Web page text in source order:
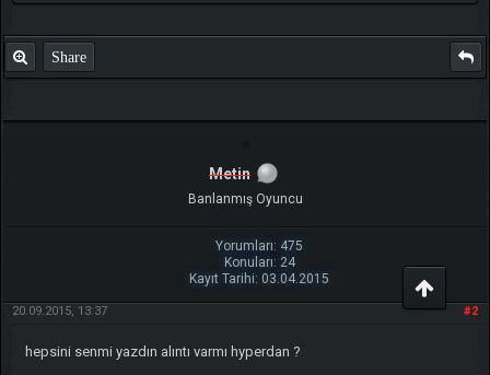
Share
Metin
Banlanmış Oyuncu
Yorumları: 475
Konuları: 24
Kayıt Tarihi: 03.04.2015
#2
20.09.2015, 13:37
hepsini senmi yazdın alıntı varmı hyperdan ?